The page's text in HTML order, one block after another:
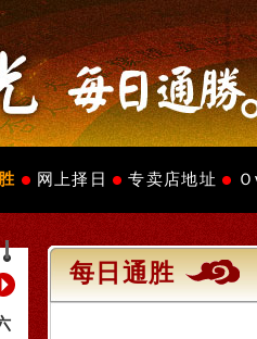
网上择日 专卖店地址
每日通胜